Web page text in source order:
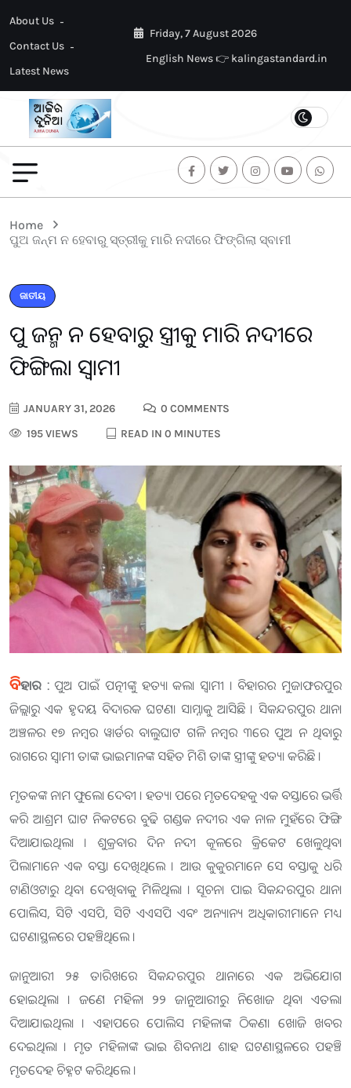
About Us
Contact Us
Latest News
Friday, 7 August 2026
English News 👉 kalingastandard.in
Home
ପୁଅ ଜନ୍ମ ନ ହେବାରୁ ସ୍ତ୍ରୀକୁ ମାରି ନଦୀରେ ଫିଙ୍ଗିଲା ସ୍ବାମୀ
ଜାତୀୟ
ପୁଅ ଜନ୍ମ ନ ହେବାରୁ ସ୍ତ୍ରୀକୁ ମାରି ନଦୀରେ
ଫିଙ୍ଗିଲା ସ୍ବାମୀ
JANUARY 31, 2026
0 COMMENTS
195 VIEWS
READ IN 0 MINUTES
ବିହାର :ପୁଅ ପାଇଁ ପତ୍ନୀଙ୍କୁ ହତ୍ୟା କଲା ସ୍ବାମୀ । ବିହାରର ମୁଜାଫରପୁର
ଜିଲ୍ଲାରୁ ଏକ ହୃଦୟ ବିଦାରକ ଘଟଣା ସାମ୍ନାକୁ ଆସିଛି । ସିକନ୍ଦରପୁର ଥାନା
ଅଞ୍ଚଳର ୧୭ ନମ୍ବର ୱାର୍ଡର ବାଲୁଘାଟ ଗଳି ନମ୍ବର ୩ରେ ପୁଅ ନ ଥିବାରୁ
ରାଗରେ ସ୍ୱାମୀ ତାଙ୍କ ଭାଇମାନଙ୍କ ସହିତ ମିଶି ତାଙ୍କ ସ୍ତ୍ରୀଙ୍କୁ ହତ୍ୟା କରିଛି ।
ମୃତକଙ୍କ ନାମ ଫୁଲୋ ଦେବୀ । ହତ୍ୟା ପରେ ମୃତଦେହକୁ ଏକ ବସ୍ତାରେ ଭର୍ତ୍ତି
କରି ଆଶ୍ରମ ଘାଟ ନିକଟରେ ବୁଢି ଗଣ୍ଡକ ନଦୀର ଏକ ନାଳ ମୁହଁରେ ଫିଙ୍ଗି
ଦିଆଯାଇଥିଲା । ଶୁକ୍ରବାର ଦିନ ନଦୀ କୂଳରେ କ୍ରିକେଟ ଖେଳୁଥିବା
ପିଲାମାନେ ଏକ ବସ୍ତା ଦେଖିଥିଲେ । ଆଉ କୁକୁରମାନେ ସେ ବସ୍ତାକୁ ଧରି
ଟାଣିଓଟାରୁ ଥିବା ଦେଖିବାକୁ ମିଳିଥିଲା । ସୂଚନା ପାଇ ସିକନ୍ଦରପୁର ଥାନା
ପୋଲିସ, ସିଟି ଏସପି, ସିଟି ଏଏସପି ଏବଂ ଅନ୍ୟାନ୍ୟ ଅଧିକାରୀମାନେ ମଧ୍ୟ
ଘଟଣାସ୍ଥଳରେ ପହଞ୍ଚିଥିଲେ ।
ଜାନୁଆରୀ ୨୫ ତାରିଖରେ ସିକନ୍ଦରପୁର ଥାନାରେ ଏକ ଅଭିଯୋଗ
ହୋଇଥିଲା । ଜଣେ ମହିଳା ୨୨ ଜାନୁଆରୀରୁ ନିଖୋଜ ଥିବା ଏତଲା
ଦିଆଯାଇଥିଲା । ଏହାପରେ ପୋଲିସ ମହିଳାଙ୍କ ଠିକଣା ଖୋଜି ଖବର
ଦେଇଥିଲା । ମୃତ ମହିଳାଙ୍କ ଭାଇ ଶିବନାଥ ଶାହ ଘଟଣାସ୍ଥଳରେ ପହଞ୍ଚି
ମୃତଦେହ ଚିହ୍ନଟ କରିଥିଲେ ।